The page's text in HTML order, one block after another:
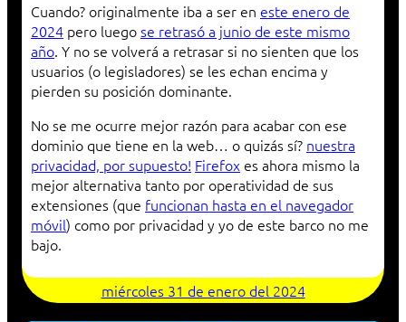
Cuando? originalmente iba a ser en este enero de
2024 pero luegose retrasó a junio de este mismo
año. Y no se volverá a retrasar si no sienten que los
usuarios (o legisladores) se les echan encima y
pierden su posición dominante.
No se me ocurre mejor razón para acabar con ese
dominio que tiene en la web… o quizás sí? nuestra
privacidad, por supuesto! Firefox es ahora mismo la
mejor alternativa tanto por operatividad de sus
extensiones (que funcionan hasta en el navegador
móvil) como por privacidad y yo de este barco no me
bajo.
miércoles 31 de enero del 2024